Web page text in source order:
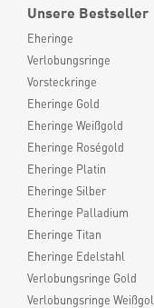
Unsere Bestseller
Eheringe
Verlobungsringe
Vorsteckringe
Eheringe Gold
Eheringe Weißgold
Eheringe Roségold
Eheringe Platin
Eheringe Silber
Eheringe Palladium
Eheringe Titan
Eheringe Edelstahl
Verlobungsringe Gold
Verlobungsringe